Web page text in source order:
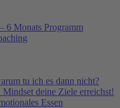
6 Monats Programm
tu ich es dann nicht?
deine Ziele erreichst!
Essen